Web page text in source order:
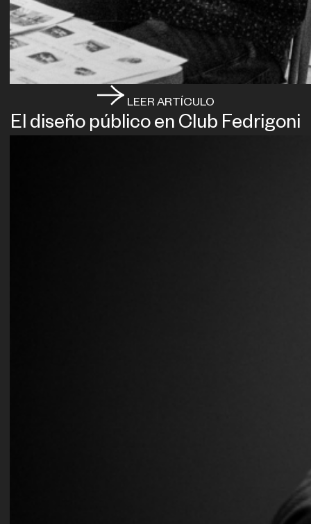
LEER ARTÍCULO
El diseño público en Club Fedrigoni